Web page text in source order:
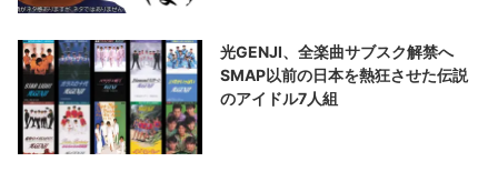
光GENJI、全楽曲サブスク解禁へ
SMAP以前の日本を熱狂させた伝説
のアイドル7人組